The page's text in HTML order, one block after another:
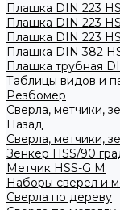
Плашка DIN 223
Плашка DIN 223
Плашка DIN 223
Плашка DIN 382
Плашка трубная
Таблицы видов и
Резбомер
Сверла, метчики,
Назад
Сверла, метчики,
Зенкер HSS/90
Метчик HSS-G М
Наборы сверел и
Сверла по дереву